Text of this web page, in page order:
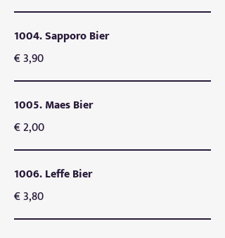
1004. Sapporo Bier
€ 3,90
1005. Maes Bier
€ 2,00
1006. Leffe Bier
€ 3,80